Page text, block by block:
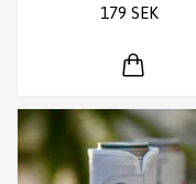
179 SEK